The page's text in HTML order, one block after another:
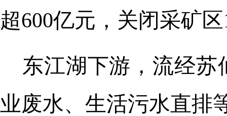
超600亿元，关闭采矿
东江湖下游，流经
业废水、生活污水直排